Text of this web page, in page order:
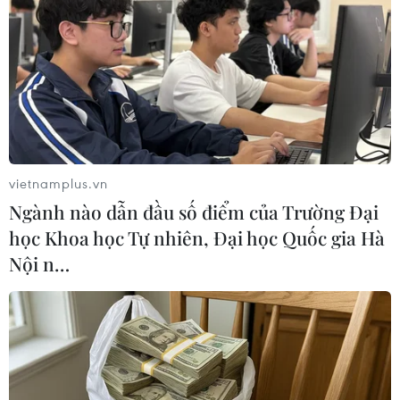
không ít khó khăn do cuộc khủng hoảng kép
gồm đại dịch COVID-19 và làn sóng biểu tình sắc
tộc./.
(TTXVN/Vietnam+)
vietnamplus.vn
Ngành nào dẫn đầu số điểm của Trường Đại
học Khoa học Tự nhiên, Đại học Quốc gia Hà
Nội n…